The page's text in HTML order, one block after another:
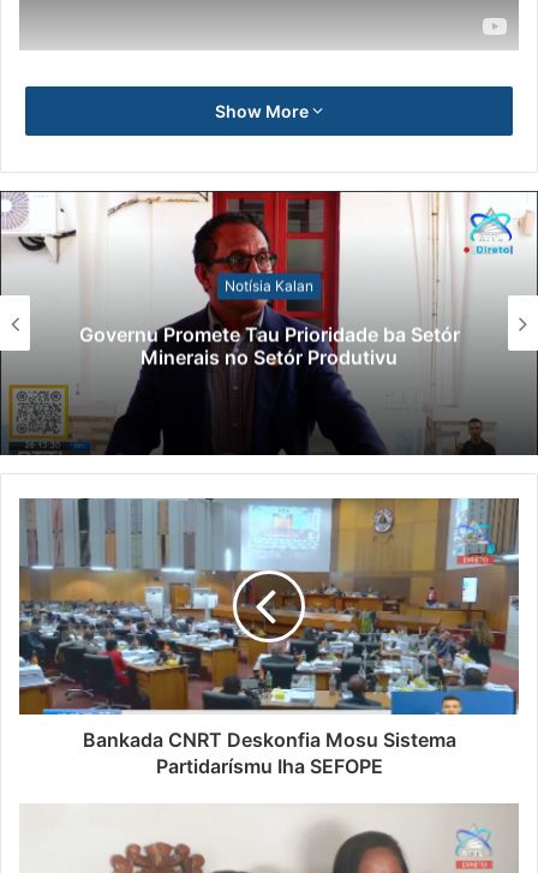
Show More
Notísia Kalan
Governu Promete Tau Prioridade ba Setór
Minerais no Setór Produtivu
Bankada CNRT Deskonfia Mosu Sistema
Partidarísmu Iha SEFOPE